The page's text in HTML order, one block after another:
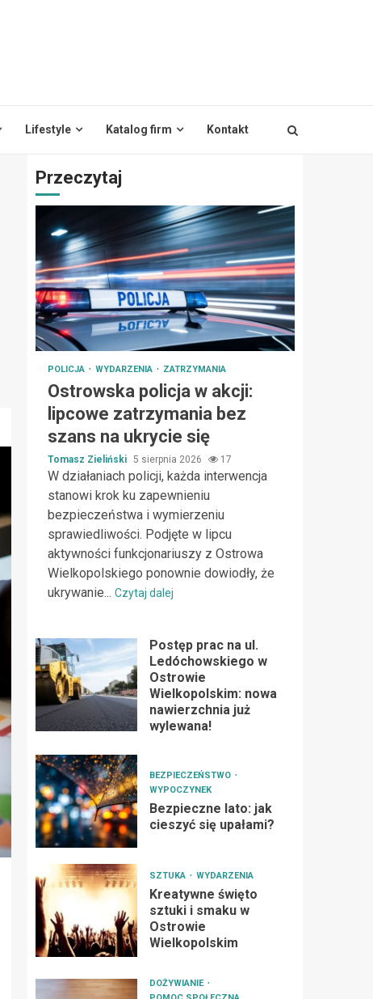
Lifestyle Katalog firm Kontakt
Przeczytaj
POLICJA WYDARZENIA ZATRZYMANIA
Ostrowska policja w akcji:
lipcowe zatrzymania bez
szans na ukrycie się
Tomasz Zieliński 5 sierpnia 2026 17
W działaniach policji, każda interwencja
stanowi krok ku zapewnieniu
bezpieczeństwa i wymierzeniu
sprawiedliwości. Podjęte w lipcu
aktywności funkcjonariuszy z Ostrowa
Wielkopolskiego ponownie dowiodły, że
ukrywanie... Czytaj dalej
Postęp prac na ul.
Ledóchowskiego w
Ostrowie
Wielkopolskim: nowa
nawierzchnia już
wylewana!
BEZPIECZEŃSTWO
WYPOCZYNEK
Bezpieczne lato: jak
cieszyć się upałami?
SZTUKA WYDARZENIA
Kreatywne święto
sztuki i smaku w
Ostrowie
Wielkopolskim
DOŻYWIANIE